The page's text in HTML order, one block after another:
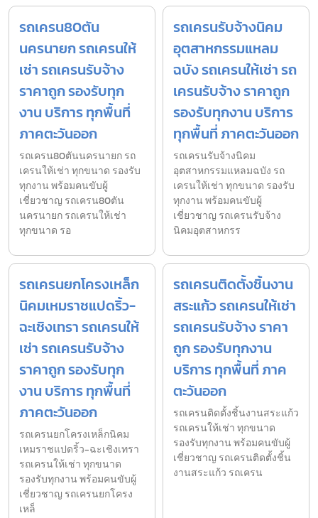
รถเครน80ตัน
นครนายก รถเครนให้
เช่า รถเครนรับจ้าง
ราคาถูก รองรับทุก
งาน บริการ ทุกพื้นที่
ภาคตะวันออก
รถเครน80ตันนครนายก รถ
เครนให้เช่า ทุกขนาด รองรับ
ทุกงาน พร้อมคนขับผู้
เชี่ยวชาญ รถเครน80ตัน
นครนายก รถเครนให้เช่า
ทุกขนาด รอ
รถเครนรับจ้างนิคม
อุตสาหกรรมแหลม
ฉบัง รถเครนให้เช่า รถ
เครนรับจ้าง ราคาถูก
รองรับทุกงาน บริการ
ทุกพื้นที่ ภาคตะวันออก
รถเครนรับจ้างนิคม
อุตสาหกรรมแหลมฉบัง รถ
เครนให้เช่า ทุกขนาด รองรับ
ทุกงาน พร้อมคนขับผู้
เชี่ยวชาญ รถเครนรับจ้าง
นิคมอุตสาหกรร
รถเครนยกโครงเหล็ก
นิคมเหมราชแปดริ้ว-
ฉะเชิงเทรา รถเครนให้
เช่า รถเครนรับจ้าง
ราคาถูก รองรับทุก
งาน บริการ ทุกพื้นที่
ภาคตะวันออก
รถเครนยกโครงเหล็กนิคม
เหมราชแปดริ้ว-ฉะเชิงเทรา
รถเครนให้เช่า ทุกขนาด
รองรับทุกงาน พร้อมคนขับผู้
เชี่ยวชาญ รถเครนยกโครง
เหล็
รถเครนติดตั้งชิ้นงาน
สระแก้ว รถเครนให้เช่า
รถเครนรับจ้าง ราคา
ถูก รองรับทุกงาน
บริการ ทุกพื้นที่ ภาค
ตะวันออก
รถเครนติดตั้งชิ้นงานสระแก้ว
รถเครนให้เช่า ทุกขนาด
รองรับทุกงาน พร้อมคนขับผู้
เชี่ยวชาญ รถเครนติดตั้งชิ้น
งานสระแก้ว รถเครน